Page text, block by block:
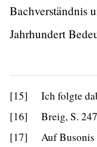
Bachverständnis
Jahrhundert
[15] Ich folgte
[16] Breig, S.
[17]
Auf